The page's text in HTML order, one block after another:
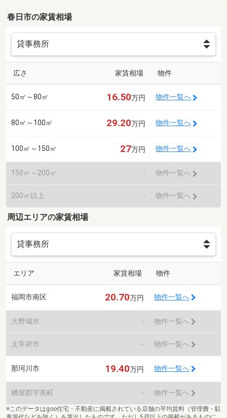
春日市の家賃相場
広さ 家賃相場 物件
50㎡～80㎡ 16.50万円 物件一覧へ
80㎡～100㎡ 29.20万円 物件一覧へ
100㎡～150㎡ 27万円 物件一覧へ
150㎡～200㎡ - 物件一覧へ
200㎡以上 - 物件一覧へ
周辺エリアの家賃相場
エリア 家賃相場 物件
福岡市南区 20.70万円 物件一覧へ
大野城市 - 物件一覧へ
太宰府市 - 物件一覧へ
那珂川市 19.40万円 物件一覧へ
糟屋郡宇美町 - 物件一覧へ
※このデータはgoo住宅・不動産に掲載されている店舗の平均賃料（管理費・駐